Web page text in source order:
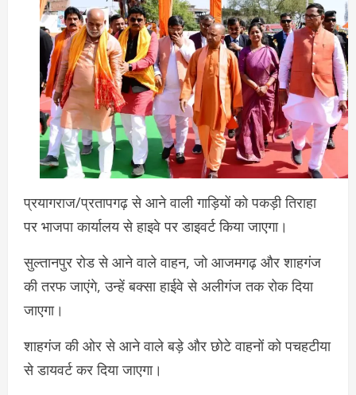
प्रयागराज/प्रतापगढ़ से आने वाली गाड़ियों को पकड़ी तिराहा
पर भाजपा कार्यालय से हाइवे पर डाइवर्ट किया जाएगा।
सुल्तानपुर रोड से आने वाले वाहन, जो आजमगढ़ और शाहगंज
की तरफ जाएंगे, उन्हें बक्सा हाईवे से अलीगंज तक रोक दिया
जाएगा।
शाहगंज की ओर से आने वाले बड़े और छोटे वाहनों को पचहटीया
से डायवर्ट कर दिया जाएगा।